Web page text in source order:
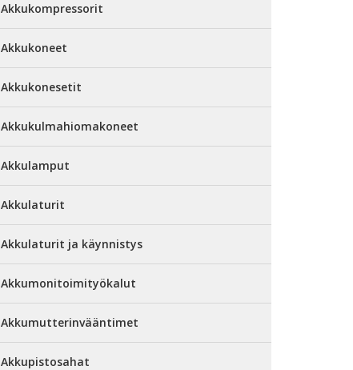
Akkukompressorit
Akkukoneet
Akkukonesetit
Akkukulmahiomakoneet
Akkulamput
Akkulaturit
Akkulaturit ja käynnistys
Akkumonitoimityökalut
Akkumutterinvääntimet
Akkupistosahat